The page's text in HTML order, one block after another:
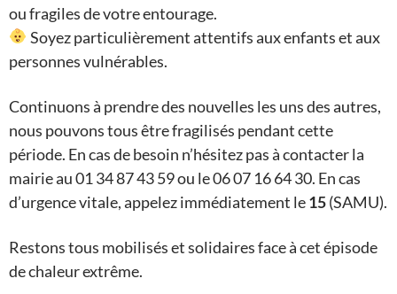
ou fragiles de votre entourage.
Soyez particulièrement attentifs aux enfants et aux
personnes vulnérables.
Continuons à prendre des nouvelles les uns des autres,
nous pouvons tous être fragilisés pendant cette
période. En cas de besoin n’hésitez pas à contacter la
mairie au 01 34 87 43 59 ou le 06 07 16 64 30. En cas
d’urgence vitale, appelez immédiatement le15(SAMU).
Restons tous mobilisés et solidaires face à cet épisode
de chaleur extrême.